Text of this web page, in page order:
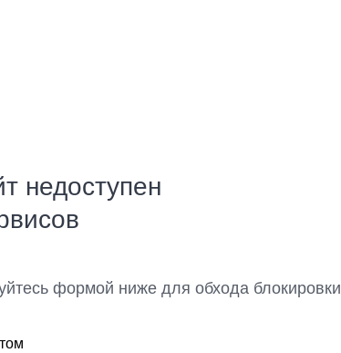
недоступен
формой ниже для обхода блокировки